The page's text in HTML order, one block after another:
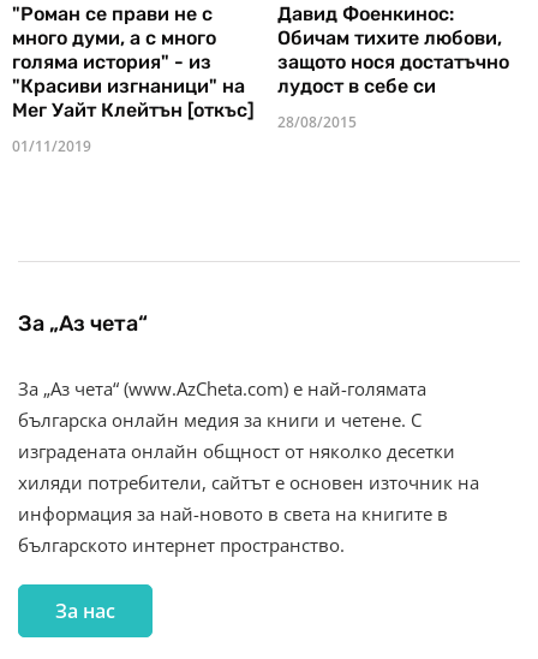
"Роман се прави не с
много думи, а с много
голяма история" - из
"Красиви изгнаници" на
Мег Уайт Клейтън [откъс]
01/11/2019
Давид Фоенкинос:
Обичам тихите любови,
защото нося достатъчно
лудост в себе си
28/08/2015
За „Аз чета“
За „Аз чета“ (www.AzCheta.com) е най-голямата
българска онлайн медия за книги и четене. С
изградената онлайн общност от няколко десетки
хиляди потребители, сайтът е основен източник на
информация за най-новото в света на книгите в
българското интернет пространство.
За нас